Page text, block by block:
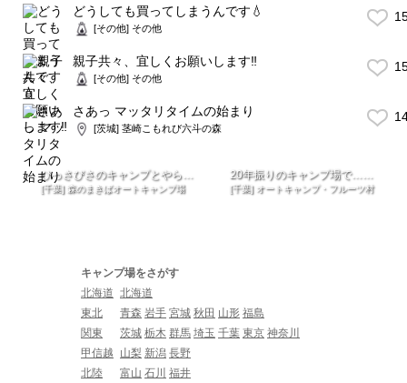
どうしても買ってしまうんです💧
[その他] その他
親子共々、宜しくお願いします‼️
[その他] その他
さあっ マッタリタイムの始まり
[茨城] 茎崎こもれび六斗の森
ひっさびさのキャンプとやら…
[千葉] 森のまきばオートキャンプ場
20年振りのキャンプ場で……
[千葉] オートキャンプ・フルーツ村
キャンプ場をさがす
北海道 北海道
東北
青森 岩手 宮城 秋田 山形 福島
関東
茨城 栃木 群馬 埼玉 千葉 東京 神奈川
甲信越
山梨 新潟 長野
北陸
富山 石川 福井